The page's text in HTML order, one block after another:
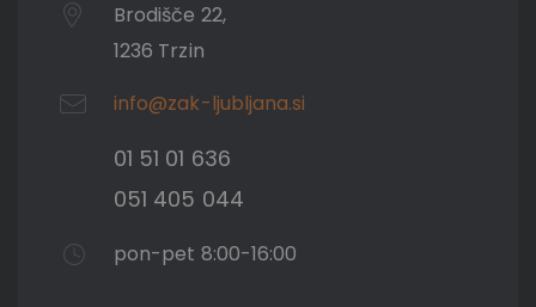
Brodišče 22,
1236 Trzin
info@zak-ljubljana.si
01 51 01 636
051 405 044
pon-pet 8:00-16:00